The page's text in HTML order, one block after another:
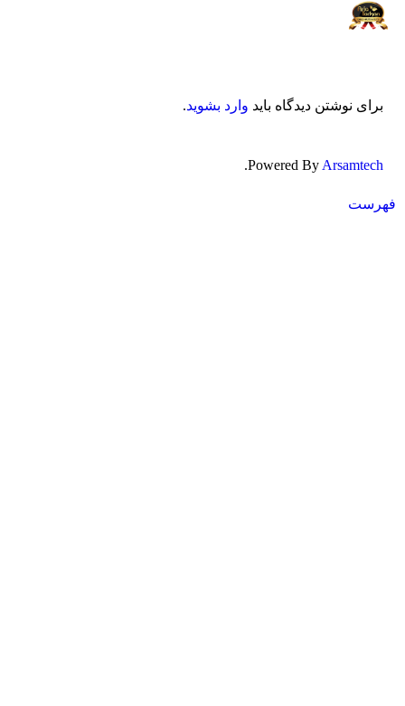
نوشتن دیدگاه بایدوارد بشوید
Powered By
.